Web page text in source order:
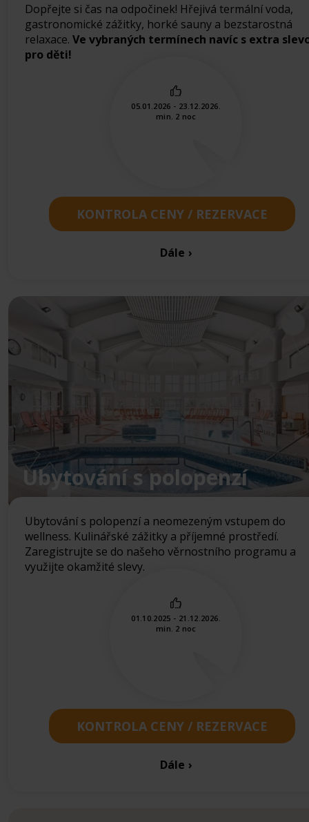
Dopřejte si čas na odpočinek! Hřejivá termální voda,
gastronomické zážitky, horké sauny a bezstarostná
relaxace. Ve vybraných termínech navíc s extra
pro děti!
05.01.2026 - 23.12.2026.
min. 2 noc
KONTROLA CENY / REZERVACE
Dále
Ubytování s polopenzí
Ubytování s polopenzí a neomezeným vstupem do
wellness. Kulinářské zážitky a příjemné prostředí.
Zaregistrujte se do našeho věrnostního programu a
využijte okamžité slevy.
01.10.2025 - 21.12.2026.
min. 2 noc
KONTROLA CENY / REZERVACE
Dále